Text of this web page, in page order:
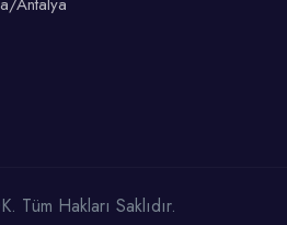
Hakları Saklıdır.